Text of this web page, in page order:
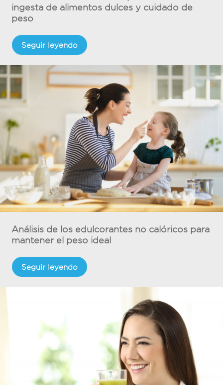
ingesta de alimentos dulces y cuidado de
peso
Seguir leyendo
Análisis de los edulcorantes no calóricos para
mantener el peso ideal
Seguir leyendo